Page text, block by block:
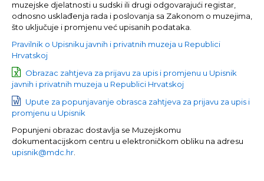
muzejske djelatnosti u sudski ili drugi odgovarajući registar,
odnosno usklađenja rada i poslovanja sa Zakonom o muzejima,
što uključuje i promjenu već upisanih podataka.
Pravilnik o Upisniku javnih i privatnih muzeja u Republici
Hrvatskoj
Obrazac zahtjeva za prijavu za upis i promjenu u Upisnik
javnih i privatnih muzeja u Republici Hrvatskoj
Upute za popunjavanje obrasca zahtjeva za prijavu za upis i
promjenu u Upisnik
Popunjeni obrazac dostavlja se Muzejskomu
dokumentacijskom centru u elektroničkom obliku na adresu
upisnik@mdc.hr